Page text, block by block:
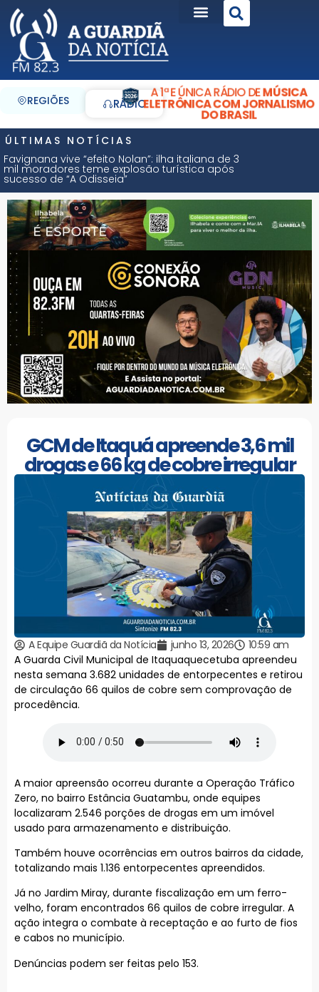
REGIÕES RÁDIO
A 1ª E ÚNICA RÁDIO DEMÚSICA
ELETRÔNICA COM JORNALISMO
DO BRASIL
ÚLTIMAS NOTÍCIAS
Favignana vive “efeito Nolan”: ilha italiana de 3
mil moradores teme explosão turística após
sucesso de “A Odisseia”
GCM de Itaquá apreende 3,6 mil
drogas e 66 kg de cobre irregular
A Equipe Guardiã da Notícia junho 13, 2026
10:59 am
A Guarda Civil Municipal de Itaquaquecetuba apreendeu
nesta semana 3.682 unidades de entorpecentes e retirou
de circulação 66 quilos de cobre sem comprovação de
procedência.
A maior apreensão ocorreu durante a Operação Tráfico
Zero, no bairro Estância Guatambu, onde equipes
localizaram 2.546 porções de drogas em um imóvel
usado para armazenamento e distribuição.
Também houve ocorrências em outros bairros da cidade,
totalizando mais 1.136 entorpecentes apreendidos.
Já no Jardim Miray, durante fiscalização em um ferro-
velho, foram encontrados 66 quilos de cobre irregular. A
ação integra o combate à receptação e ao furto de fios
e cabos no município.
Denúncias podem ser feitas pelo 153.